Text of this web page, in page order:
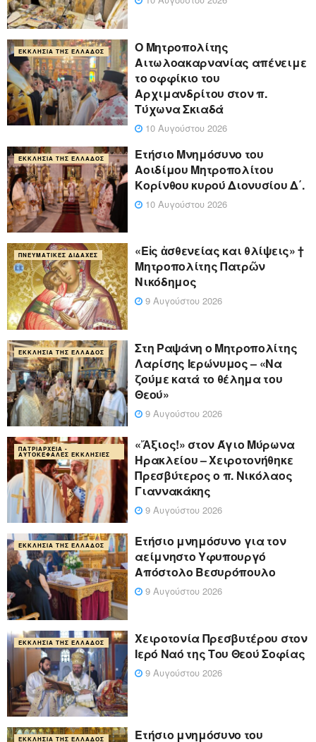
ΕΚΚΛΗΣΊΑ ΤΗΣ ΕΛΛΆΔΟΣ
Ο Μητροπολίτης
Αιτωλοακαρνανίας απένειμε
το οφφίκιο του
Αρχιμανδρίτου στον π.
Τύχωνα Σκιαδά
10 Αυγούστου 2026
ΕΚΚΛΗΣΊΑ ΤΗΣ ΕΛΛΆΔΟΣ
Ετήσιο Μνημόσυνο του
Αοιδίμου Μητροπολίτου
Κορίνθου κυρού Διονυσίου Δ΄.
10 Αυγούστου 2026
ΠΝΕΥΜΑΤΙΚΈΣ ΔΙΔΑΧΈΣ
«Eἰς ἀσθενείας και θλίψεις» †
Μητροπολίτης Πατρῶν
Νικόδημος
9 Αυγούστου 2026
ΕΚΚΛΗΣΊΑ ΤΗΣ ΕΛΛΆΔΟΣ
Στη Ραψάνη ο Μητροπολίτης
Λαρίσης Ιερώνυμος – «Να
ζούμε κατά το θέλημα του
Θεού»
9 Αυγούστου 2026
ΠΑΤΡΙΑΡΧΕΊΑ -
ΑΥΤΟΚΈΦΑΛΕΣ ΕΚΚΛΗΣΊΕΣ
«Ἄξιος!» στον Άγιο Μύρωνα
Ηρακλείου – Χειροτονήθηκε
Πρεσβύτερος ο π. Νικόλαος
Γιαννακάκης
9 Αυγούστου 2026
ΕΚΚΛΗΣΊΑ ΤΗΣ ΕΛΛΆΔΟΣ
Ετήσιο μνημόσυνο για τον
αείμνηστο Υφυπουργό
Απόστολο Βεσυρόπουλο
9 Αυγούστου 2026
ΕΚΚΛΗΣΊΑ ΤΗΣ ΕΛΛΆΔΟΣ
Χειροτονία Πρεσβυτέρου στον
Ιερό Ναό της Του Θεού Σοφίας
9 Αυγούστου 2026
ΕΚΚΛΗΣΊΑ ΤΗΣ ΕΛΛΆΔΟΣ Ετήσιο μνημόσυνο του